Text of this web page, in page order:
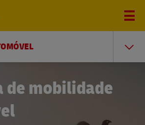
de mobilidade